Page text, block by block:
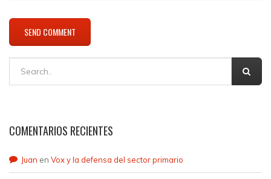
COMENTARIOS RECIENTES
Juan en Vox y la defensa del sector primario